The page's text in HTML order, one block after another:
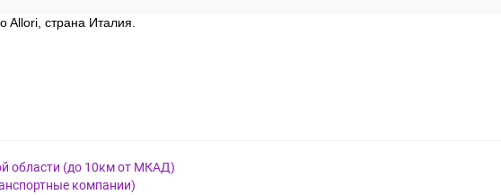
Allori, страна Италия.
области (до 10км от МКАД)
компании)